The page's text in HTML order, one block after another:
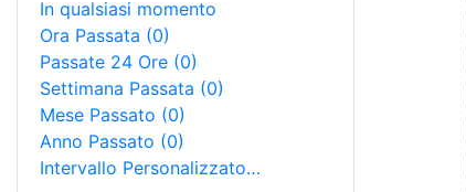
In qualsiasi momento
Ora Passata (0)
Passate 24 Ore (0)
Settimana Passata (0)
Mese Passato (0)
Anno Passato (0)
Intervallo Personalizzato…